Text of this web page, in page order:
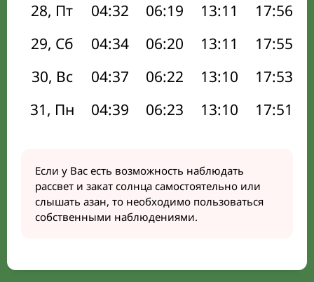
28, Пт
04:32 06:19 13:11 17:56
29, Сб
04:34 06:20 13:11 17:55
30, Вс
04:37 06:22 13:10 17:53
31, Пн
04:39 06:23 13:10 17:51
Если у Вас есть возможность наблюдать
рассвет и закат солнца самостоятельно или
слышать азан, то необходимо пользоваться
собственными наблюдениями.